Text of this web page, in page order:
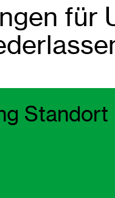
für
Standort